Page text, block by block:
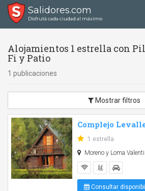
Salidores.com
Disfrutá cada ciudad al máximo
Alojamientos 1 estrella con
Fi y Patio
1 publicaciones
Mostrar filtros
Complejo
1 estrella
Moreno y Loma
Consultar